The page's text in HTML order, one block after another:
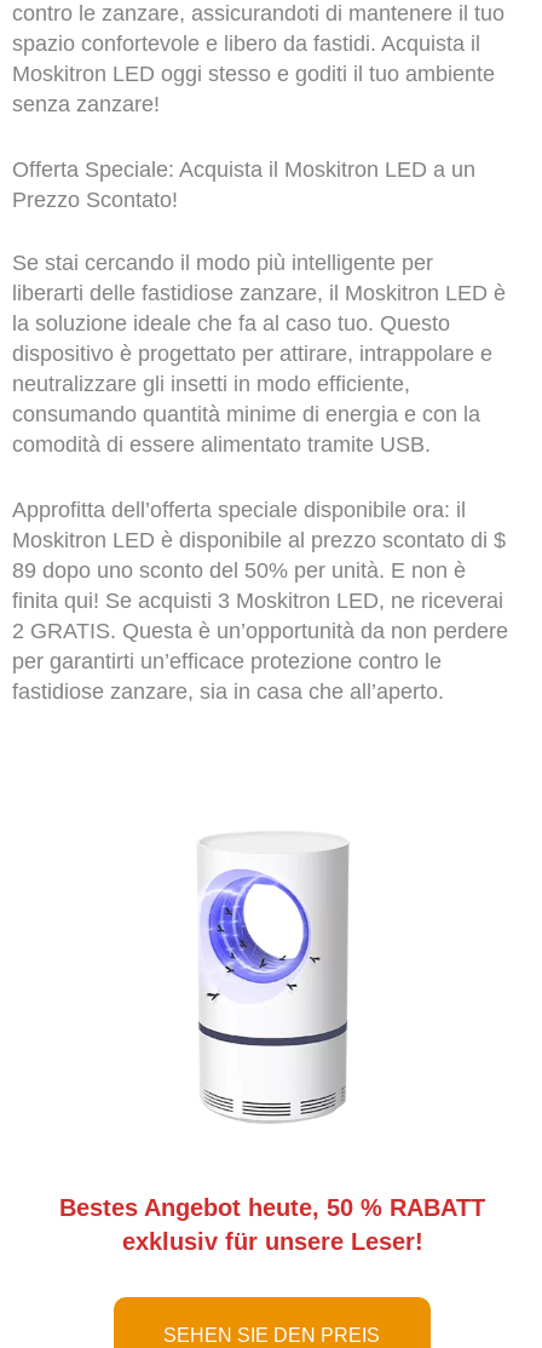
contro le zanzare, assicurandoti di mantenere il tuo
spazio confortevole e libero da fastidi. Acquista il
Moskitron LED oggi stesso e goditi il tuo ambiente
senza zanzare!
Offerta Speciale: Acquista il Moskitron LED a un
Prezzo Scontato!
Se stai cercando il modo più intelligente per
liberarti delle fastidiose zanzare, il Moskitron LED è
la soluzione ideale che fa al caso tuo. Questo
dispositivo è progettato per attirare, intrappolare e
neutralizzare gli insetti in modo efficiente,
consumando quantità minime di energia e con la
comodità di essere alimentato tramite USB.
Approfitta dell’offerta speciale disponibile ora: il
Moskitron LED è disponibile al prezzo scontato di $
89 dopo uno sconto del 50% per unità. E non è
finita qui! Se acquisti 3 Moskitron LED, ne riceverai
2 GRATIS. Questa è un’opportunità da non perdere
per garantirti un’efficace protezione contro le
fastidiose zanzare, sia in casa che all’aperto.
Bestes Angebot heute, 50 % RABATT
exklusiv für unsere Leser!
SEHEN SIE DEN PREIS